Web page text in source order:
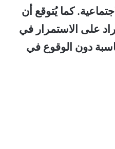
كما يُتوقع أن
على الاستمرار في
دون الوقوع في